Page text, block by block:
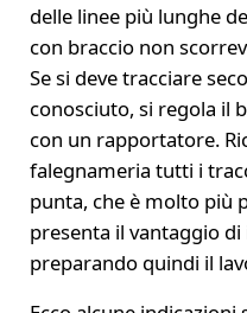
delle linee più lunghe
con braccio non
Se si deve tracciare
conosciuto, si regola il
con un rapportatore.
falegnameria tutti i
punta, che è molto più
presenta il vantaggio
preparando quindi il